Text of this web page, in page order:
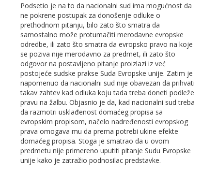
Podsetio je na to da nacionalni sud ima mogućnost da
ne pokrene postupak za donošenje odluke o
prethodnom pitanju, bilo zato što smatra da
samostalno može protumačiti merodavne evropske
odredbe, ili zato što smatra da evropsko pravo na koje
se poziva nije merodavno za predmet, ili zato što
odgovor na postavljeno pitanje proizlazi iz već
postojeće sudske prakse Suda Evropske unije. Zatim je
napomenuo da nacionalni sud nije obavezan da prihvati
takav zahtev kad odluka koju tada treba doneti podleže
pravu na žalbu. Objasnio je da, kad nacionalni sud treba
da razmotri usklađenost domaćeg propisa sa
evropskim propisom, načelo nadređenosti evropskog
prava omogava mu da prema potrebi ukine efekte
domaćeg propisa. Stoga je smatrao da u ovom
predmetu nije primereno uputiti pitanje Sudu Evropske
unije kako je zatražio podnosilac predstavke.